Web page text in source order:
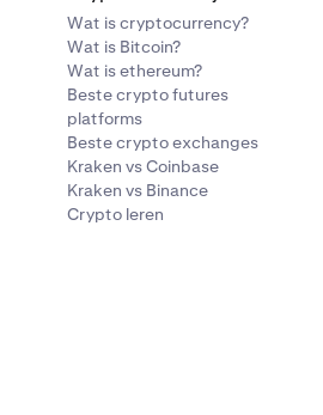
Wat is cryptocurrency?
Wat is Bitcoin?
Wat is ethereum?
Beste crypto futures
platforms
Beste crypto exchanges
Kraken vs Coinbase
Kraken vs Binance
Crypto leren